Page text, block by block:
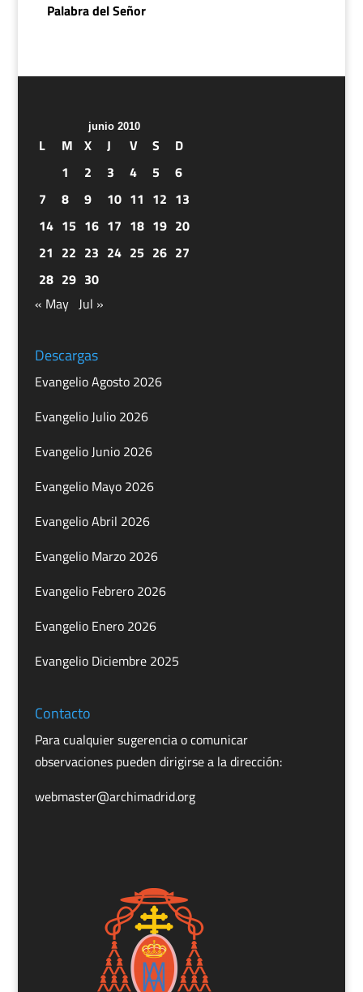
Palabra del Señor
junio 2010
L M X J V S
D
1
2 3 4 5
6
7
8 9 10 11 12 13
14 15 16 17 18 19 20
21 22 23 24 25 26 27
28 29 30
« May Jul »
Descargas
Evangelio Agosto 2026
Evangelio Julio 2026
Evangelio Junio 2026
Evangelio Mayo 2026
Evangelio Abril 2026
Evangelio Marzo 2026
Evangelio Febrero 2026
Evangelio Enero 2026
Evangelio Diciembre 2025
Contacto
Para cualquier sugerencia o comunicar
observaciones pueden dirigirse a la dirección:
webmaster@archimadrid.org